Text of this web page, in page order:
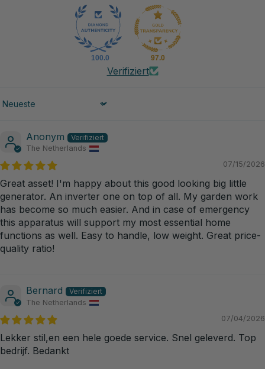
100.0 97.0
Verifiziert
Sort by
Anonym
The Netherlands
07/15/2026
Great asset! I'm happy about this good looking big little
generator. An inverter one on top of all. My garden work
has become so much easier. And in case of emergency
this apparatus will support my most essential home
functions as well. Easy to handle, low weight. Great price-
quality ratio!
Bernard
The Netherlands
07/04/2026
Lekker stil,en een hele goede service. Snel geleverd. Top
bedrijf. Bedankt